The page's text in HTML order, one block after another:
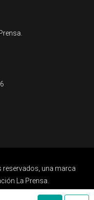
una marca
La Prensa.